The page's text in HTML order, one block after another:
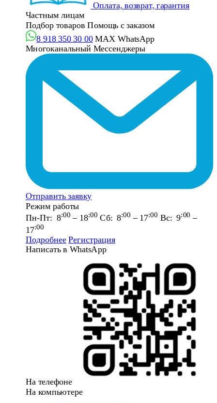
Оплата, возврат, гарантия
Частным лицам
Подбор товаров Помощь с заказом
8 918 350 30 00 MAX WhatsApp
Многоканальный Мессенджеры
Отправить заявку
Режим работы
Пн-Пт: 8:00 – 18:00 Сб: 8:00 – 17:00 Вс: 9:00 –
17:00
Подробнее Регистрация
Написать в WhatsApp
На телефоне
На компьютере